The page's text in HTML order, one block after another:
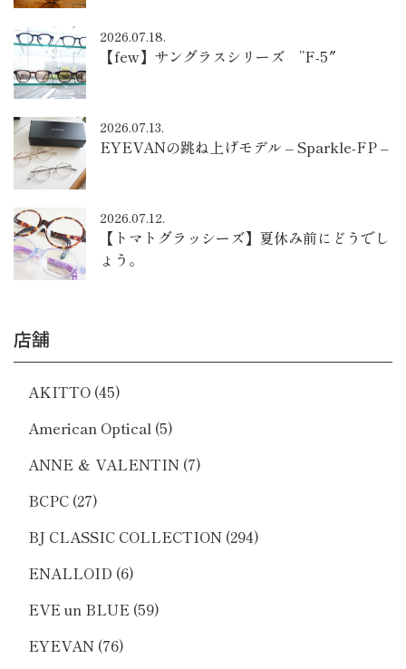
2026.07.18.
【few】サングラスシリーズ ”F-5″
2026.07.13.
EYEVANの跳ね上げモデル – Sparkle-FP –
2026.07.12.
【トマトグラッシーズ】夏休み前にどうでし
ょう。
店舗
AKITTO (45)
American Optical (5)
ANNE ＆ VALENTIN (7)
BCPC (27)
BJ CLASSIC COLLECTION (294)
ENALLOID (6)
EVE un BLUE (59)
EYEVAN (76)